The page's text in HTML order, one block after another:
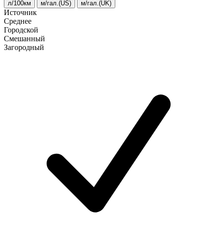
л/100км м/гал.(US) м/гал.(UK)
Источник
Среднее
Городской
Смешанный
Загородный